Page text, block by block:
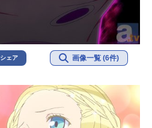
シェア 画像一覧 (6件)